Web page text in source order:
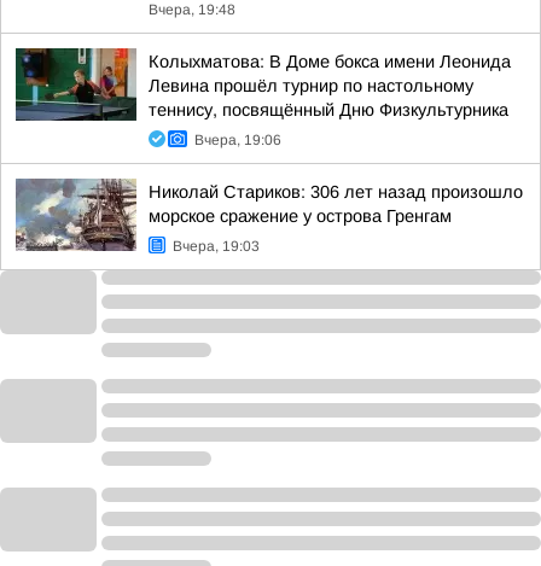
Вчера, 19:48
Колыхматова: В Доме бокса имени Леонида
Левина прошёл турнир по настольному
теннису, посвящённый Дню Физкультурника
Вчера, 19:06
Николай Стариков: 306 лет назад произошло
морское сражение у острова Гренгам
Вчера, 19:03